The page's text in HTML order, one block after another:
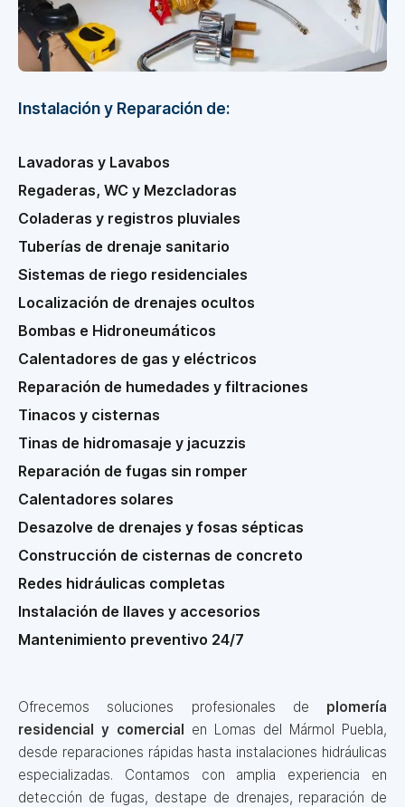
Instalación y Reparación de:
Lavadoras y Lavabos
Regaderas, WC y Mezcladoras
Coladeras y registros pluviales
Tuberías de drenaje sanitario
Sistemas de riego residenciales
Localización de drenajes ocultos
Bombas e Hidroneumáticos
Calentadores de gas y eléctricos
Reparación de humedades y filtraciones
Tinacos y cisternas
Tinas de hidromasaje y jacuzzis
Reparación de fugas sin romper
Calentadores solares
Desazolve de drenajes y fosas sépticas
Construcción de cisternas de concreto
Redes hidráulicas completas
Instalación de llaves y accesorios
Mantenimiento preventivo 24/7
Ofrecemos soluciones profesionales de plomería
residencial y comercial en Lomas del Mármol Puebla,
desde reparaciones rápidas hasta instalaciones hidráulicas
especializadas. Contamos con amplia experiencia en
detección de fugas, destape de drenajes, reparación de